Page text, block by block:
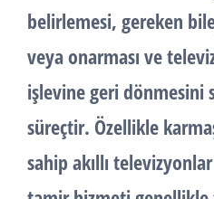
belirlemesi, gereken
veya onarması ve
işlevine geri dönmesini
süreçtir. Özellikle
sahip akıllı